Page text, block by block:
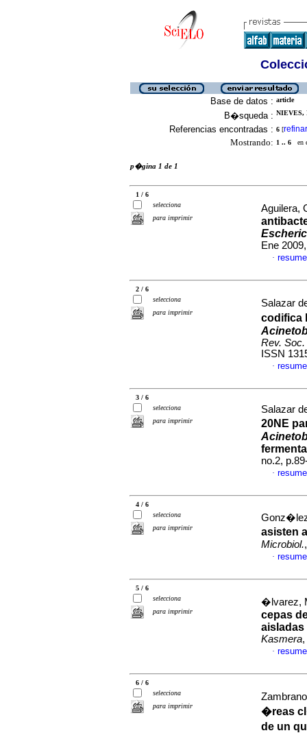
Base de datos : article
B�squeda : NIEVES,
Referencias encontradas : 6 [refinar
Mostrando: 1 .. 6 en
p�gina 1 de 1
1 / 6
selecciona
para imprimir
Aguilera,
Ene
·
2 / 6
selecciona
para imprimir
Salazar
codifica
Rev.
ISSN
·
3 / 6
selecciona
para imprimir
Salazar
20NE
no.2,
·
4 / 6
selecciona
para imprimir
asisten
Microbiol.
·
5 / 6
selecciona
para imprimir
�lvarez,
cepas
aisladas
Kasmera
·
6 / 6
selecciona
para imprimir
�reas
de un